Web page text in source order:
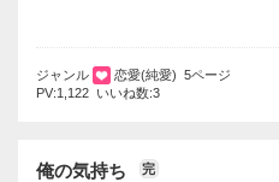
ジャンル
恋愛(純愛) 5ページ
PV:1,122 いいね数:3
俺の気持ち 完